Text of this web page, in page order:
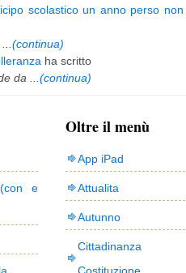
scolastico un anno perso non
(continua)
ha scritto
da ... (continua)
e
Oltre il menù
App iPad
Attualita
Autunno
Cittadinanza